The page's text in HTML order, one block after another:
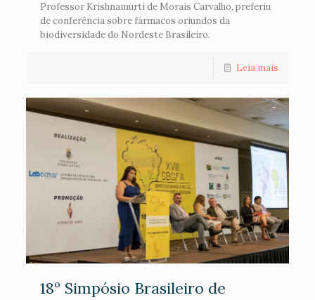
Professor Krishnamurti de Morais Carvalho, preferiu
de conferência sobre fármacos oriundos da
biodiversidade do Nordeste Brasileiro.
Leia mais
18º Simpósio Brasileiro de